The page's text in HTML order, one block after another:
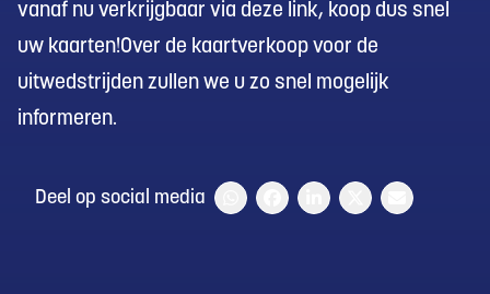
vanaf nu verkrijgbaar via deze link, koop dus snel
uw kaarten!Over de kaartverkoop voor de
uitwedstrijden zullen we u zo snel mogelijk
informeren.
Deel op social media